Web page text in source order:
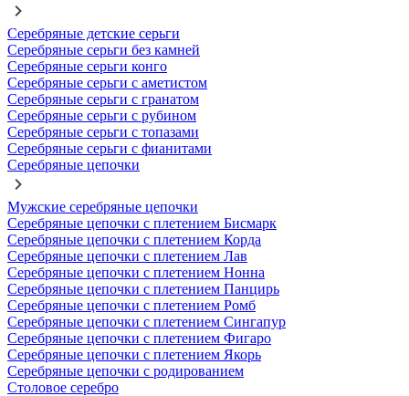
Серебряные детские серьги
Серебряные серьги без камней
Серебряные серьги конго
Серебряные серьги с аметистом
Серебряные серьги с гранатом
Серебряные серьги с рубином
Серебряные серьги с топазами
Серебряные серьги с фианитами
Серебряные цепочки
Мужские серебряные цепочки
Серебряные цепочки с плетением Бисмарк
Серебряные цепочки с плетением Корда
Серебряные цепочки с плетением Лав
Серебряные цепочки с плетением Нонна
Серебряные цепочки с плетением Панцирь
Серебряные цепочки с плетением Ромб
Серебряные цепочки с плетением Сингапур
Серебряные цепочки с плетением Фигаро
Серебряные цепочки с плетением Якорь
Серебряные цепочки с родированием
Столовое серебро